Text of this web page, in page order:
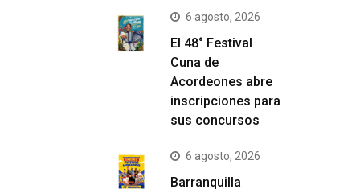
6 agosto, 2026
El 48° Festival
Cuna de
Acordeones abre
inscripciones para
sus concursos
6 agosto, 2026
Barranquilla